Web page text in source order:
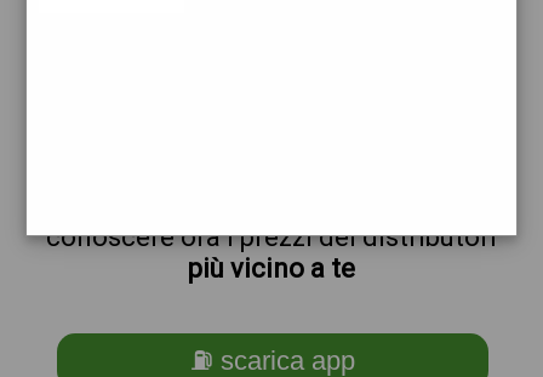
conoscere ora i prezzi dei distributori
più vicino a te
⛽ scarica app